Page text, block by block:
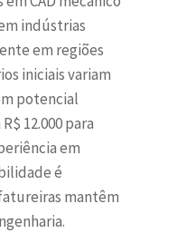
indústrias
em regiões
iniciais variam
potencial
12.000 para
em
é
mantêm